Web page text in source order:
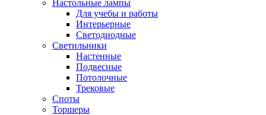
Настольные лампы
Для учебы и работы
Интерьерные
Светодиодные
Светильники
Настенные
Подвесные
Потолочные
Трековые
Споты
Торшеры